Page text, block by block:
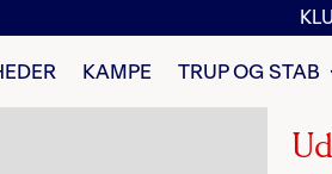
KAMPE TRUP OG STAB